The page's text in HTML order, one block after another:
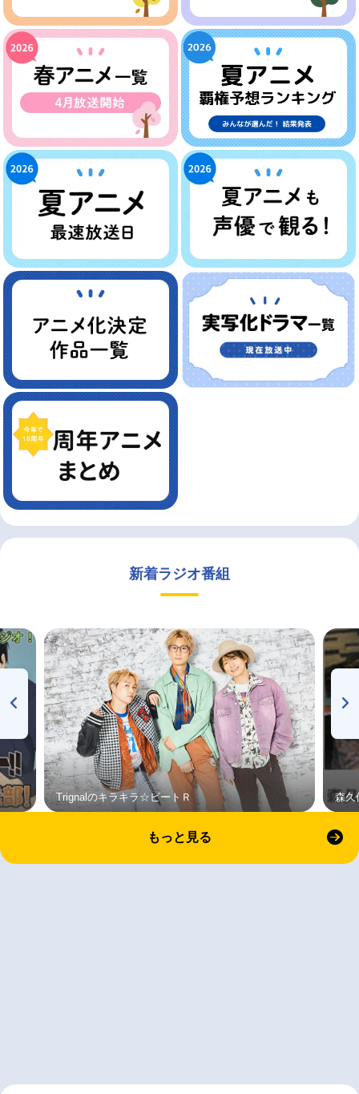
新着ラジオ番組
Trignalのキラキラ☆ビートＲ 森久
もっと見る